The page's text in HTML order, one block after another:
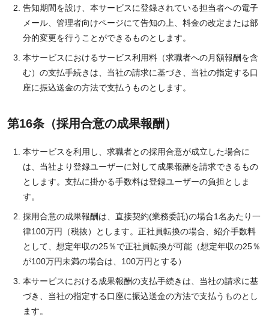
告知期間を設け、本サービスに登録されている担当者への電子
メール、管理者向けページにて告知の上、料金の改定または部
分的変更を行うことができるものとします。
本サービスにおけるサービス利用料（求職者への月額報酬を含
む）の支払手続きは、当社の請求に基づき、当社の指定する口
座に振込送金の方法で支払うものとします。
第16条（採用合意の成果報酬）
本サービスを利用し、求職者との採用合意が成立した場合に
は、当社より登録ユーザーに対して成果報酬を請求できるもの
とします。支払に掛かる手数料は登録ユーザーの負担としま
す。
採用合意の成果報酬は、直接契約(業務委託)の場合1名あたり一
律100万円（税抜）とします。正社員転換の場合、紹介手数料
として、想定年収の25％で正社員転換が可能（想定年収の25％
が100万円未満の場合は、100万円とする）
本サービスにおける成果報酬の支払手続きは、当社の請求に基
づき、当社の指定する口座に振込送金の方法で支払うものとし
ます。